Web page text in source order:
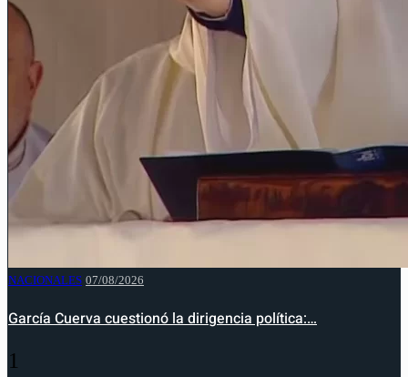
NACIONALES 07/08/2026
García Cuerva cuestionó la dirigencia política:…
1